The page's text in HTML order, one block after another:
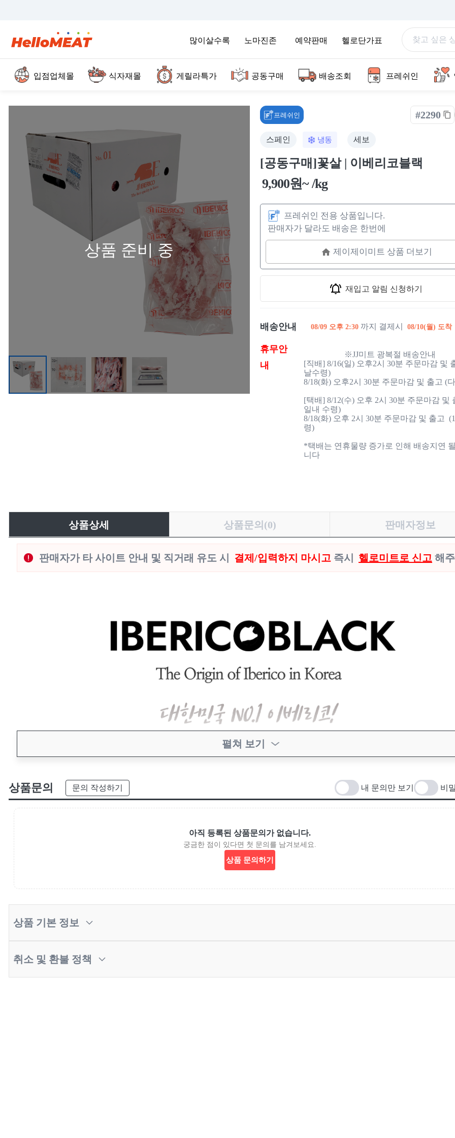
많이살수록 노마진존 예약판매 헬로단가표
입점업체몰 식자재몰 게릴라특가 공동구매 배송조회 프레쉬인
상품 준비 중
프레쉬인 #2290
스페인 냉동 세보
[공동구매]꽃살 | 이베리코블랙
9,900원~ /kg
프레쉬인 전용 상품입니다.
판매자가 달라도 배송은 한번에
제이제이미트 상품 더보기
재입고 알림 신청하기
배송안내 08/09 오후 2:30까지 결제시 08/10(월) 도착
휴무안
내
[직배] 8/16(일) 오후2시 30분 주문마감 및
날수령)
8/18(화) 오후2시 30분 주문마감 및 출고 (
[택배] 8/12(수) 오후 2시 30분 주문마감 및
일내 수령)
8/18(화) 오후 2시 30분 주문마감 및 출고
령)
*택배는 연휴물량 증가로 인해 배송지연
니다
상품상세 상품문의(0) 판매자정보
판매자가 타 사이트 안내 및 직거래 유도 시 결제/입력하지 마시고 즉시 헬로미트로 신고 해
펼쳐 보기
상품문의 문의 작성하기 내 문의만 보기 비
아직 등록된 상품문의가 없습니다.
궁금한 점이 있다면 첫 문의를 남겨보세요.
상품 문의하기
상품 기본 정보
취소 및 환불 정책